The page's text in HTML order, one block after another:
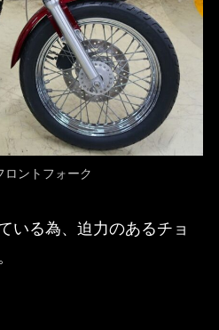
ントフォーク
いる為、迫力のあるチョ